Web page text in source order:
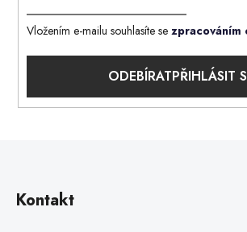
Vložením e-mailu souhlasíte se zpracováním
PŘIHLÁSIT
Kontakt